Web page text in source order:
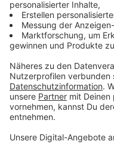
in der Regel allein.
Anzeige
Gewalt gegen
zur Verbesserung
Anzeige